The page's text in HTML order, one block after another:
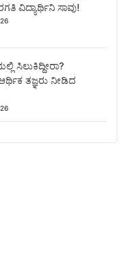
ವಿದ್ಯಾರ್ಥಿನಿ ಸಾವು!
ಸಿಲುಕಿದ್ದೀರಾ?
ತಜ್ಞರು ನೀಡಿದ